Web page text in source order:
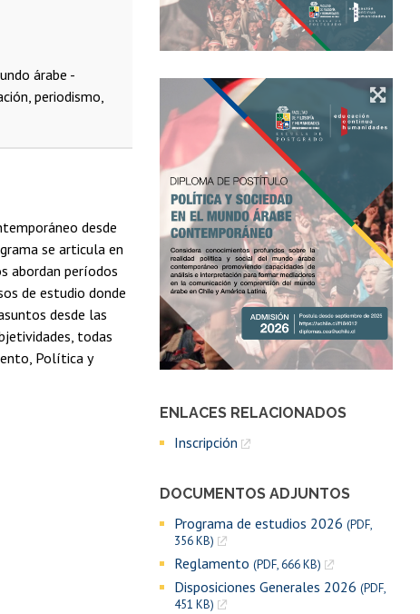
ENLACES RELACIONADOS
Inscripción
DOCUMENTOS ADJUNTOS
Programa de estudios 2026 (PDF,
356 KB)
Reglamento (PDF, 666 KB)
Disposiciones Generales 2026 (PDF,
451 KB)
árabe -
periodismo,
desde
se articula en
abordan períodos
de estudio donde
desde las
todas
Política y